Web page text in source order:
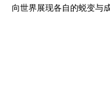
向世界展现各自的蜕变与成